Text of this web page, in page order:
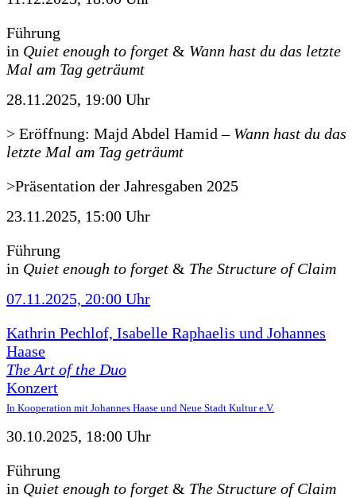
Führung
in Quiet enough to forget & Wann hast du das letzte
Mal am Tag geträumt
28.11.2025, 19:00 Uhr
> Eröffnung: Majd Abdel Hamid – Wann hast du das
letzte Mal am Tag geträumt
>Präsentation der Jahresgaben 2025
23.11.2025, 15:00 Uhr
Führung
in Quiet enough to forget & The Structure of Claim
07.11.2025, 20:00 Uhr
Kathrin Pechlof, Isabelle Raphaelis und Johannes
Haase
The Art of the Duo
Konzert
In Kooperation mit Johannes Haase und Neue Stadt Kultur e.V.
30.10.2025, 18:00 Uhr
Führung
in Quiet enough to forget & The Structure of Claim